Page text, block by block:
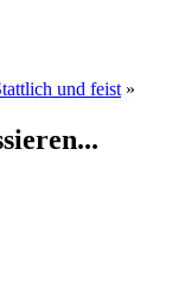
und feist »